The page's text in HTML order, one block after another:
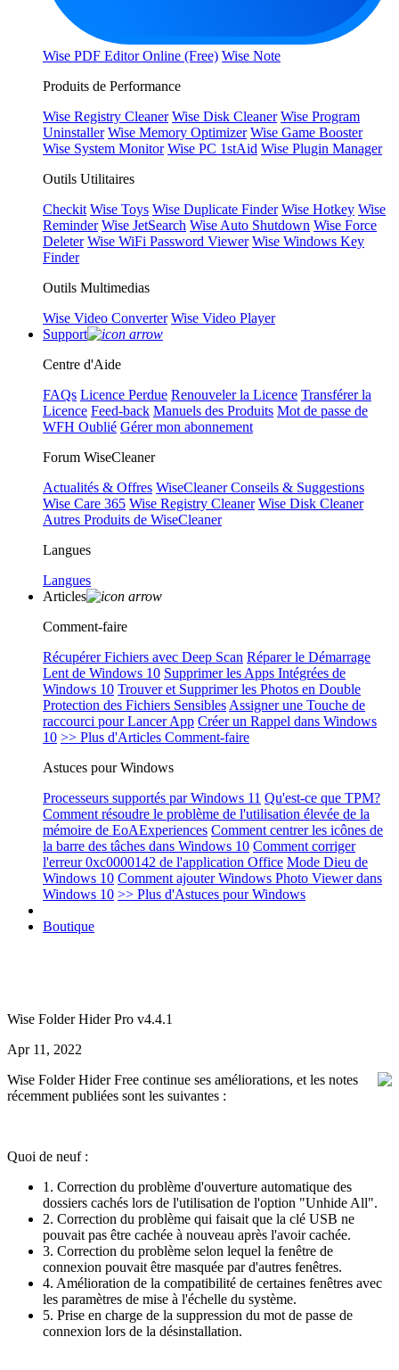
Wise PDF Editor Online (Free) Wise Note
Produits de Performance
Wise Registry Cleaner Wise Disk Cleaner Wise Program
Uninstaller Wise Memory Optimizer Wise Game Booster
Wise System Monitor Wise PC 1stAid Wise Plugin Manager
Outils Utilitaires
Checkit Wise Toys Wise Duplicate Finder Wise Hotkey Wise
Reminder Wise JetSearch Wise Auto Shutdown Wise Force
Deleter Wise WiFi Password Viewer Wise Windows Key
Finder
Outils Multimedias
Wise Video Converter Wise Video Player
Support
Centre d'Aide
FAQs Licence Perdue Renouveler la Licence Transférer la
Licence Feed-back Manuels des Produits Mot de passe de
WFH Oublié Gérer mon abonnement
Forum WiseCleaner
Actualités & Offres WiseCleaner Conseils & Suggestions
Wise Care 365 Wise Registry Cleaner Wise Disk Cleaner
Autres Produits de WiseCleaner
Langues
Langues
Articles
Comment-faire
Récupérer Fichiers avec Deep Scan Réparer le Démarrage
Lent de Windows 10 Supprimer les Apps Intégrées de
Windows 10 Trouver et Supprimer les Photos en Double
Protection des Fichiers Sensibles Assigner une Touche de
raccourci pour Lancer App Créer un Rappel dans Windows
10 >> Plus d'Articles Comment-faire
Astuces pour Windows
Processeurs supportés par Windows 11 Qu'est-ce que TPM?
Comment résoudre le problème de l'utilisation élevée de la
mémoire de EoAExperiences Comment centrer les icônes de
la barre des tâches dans Windows 10 Comment corriger
l'erreur 0xc0000142 de l'application Office Mode Dieu de
Windows 10 Comment ajouter Windows Photo Viewer dans
Windows 10 >> Plus d'Astuces pour Windows
Boutique
Wise Folder Hider Pro v4.4.1
Apr 11, 2022
Wise Folder Hider Free continue ses améliorations, et les notes
récemment publiées sont les suivantes :
Quoi de neuf :
1. Correction du problème d'ouverture automatique des
dossiers cachés lors de l'utilisation de l'option "Unhide All".
2. Correction du problème qui faisait que la clé USB ne
pouvait pas être cachée à nouveau après l'avoir cachée.
3. Correction du problème selon lequel la fenêtre de
connexion pouvait être masquée par d'autres fenêtres.
4. Amélioration de la compatibilité de certaines fenêtres avec
les paramètres de mise à l'échelle du système.
5. Prise en charge de la suppression du mot de passe de
connexion lors de la désinstallation.